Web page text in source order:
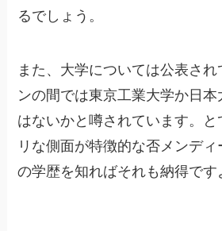
るでしょう。
また、大学については公表さ
ンの間では東京工業大学か日
はないかと噂されています。
リな側面が特徴的な否メンデ
の学歴を知ればそれも納得です